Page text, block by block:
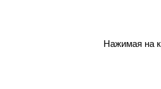
Нажимая на